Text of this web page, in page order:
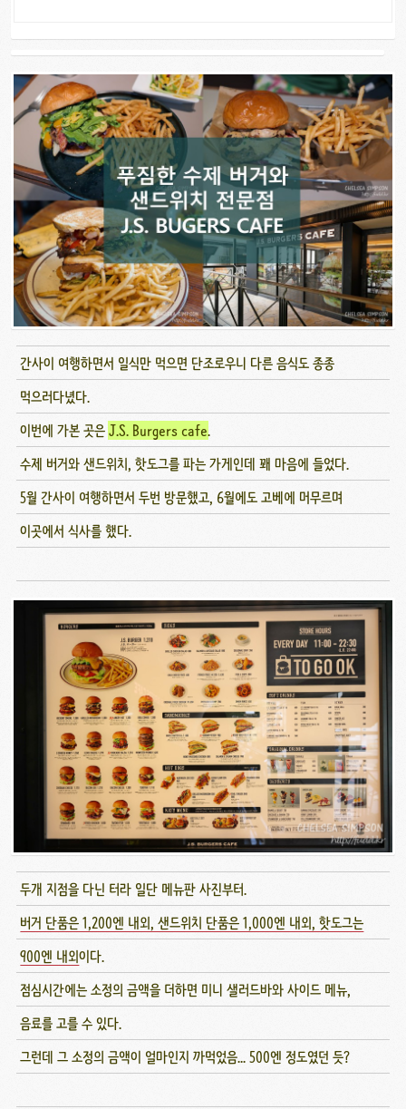
간사이 여행하면서 일식만 먹으면 단조로우니 다른 음식도 종종
먹으러다녔다.
이번에 가본 곳은J.S. Burgers cafe.
수제 버거와 샌드위치, 핫도그를 파는 가게인데 꽤 마음에 들었다.
5월 간사이 여행하면서 두번 방문했고, 6월에도 고베에 머무르며
이곳에서 식사를 했다.
두개 지점을 다닌 터라 일단 메뉴판 사진부터.
버거 단품은 1,200엔 내외, 샌드위치 단품은 1,000엔 내외, 핫도그는
900엔 내외이다.
점심시간에는 소정의 금액을 더하면 미니 샐러드바와 사이드 메뉴,
음료를 고를 수 있다.
그런데 그 소정의 금액이 얼마인지 까먹었음... 500엔 정도였던 듯?